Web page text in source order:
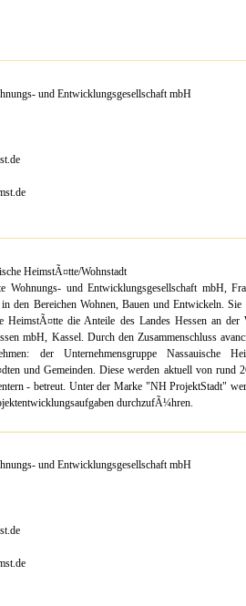
und Entwicklungsgesellschaft mbH
HeimstÃ¤tte/Wohnstadt
Wohnungs- und Entwicklungsgesellschaft mbH,
in den Bereichen Wohnen, Bauen und Entwickeln.
HeimstÃ¤tte die Anteile des Landes Hessen an der
mbH, Kassel. Durch den Zusammenschluss
der Unternehmensgruppe Nassauische
und Gemeinden. Diese werden aktuell von rund
- betreut. Unter der Marke "NH ProjektStadt"
durchzufÃ¼hren.
und Entwicklungsgesellschaft mbH